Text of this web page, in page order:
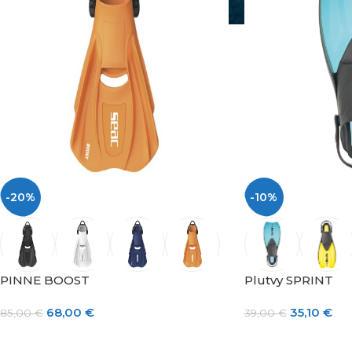
-20%
PINNE BOOST
85,00€ 68,00 €
-10%
Plutvy SPRINT
39,00€ 35,10 €